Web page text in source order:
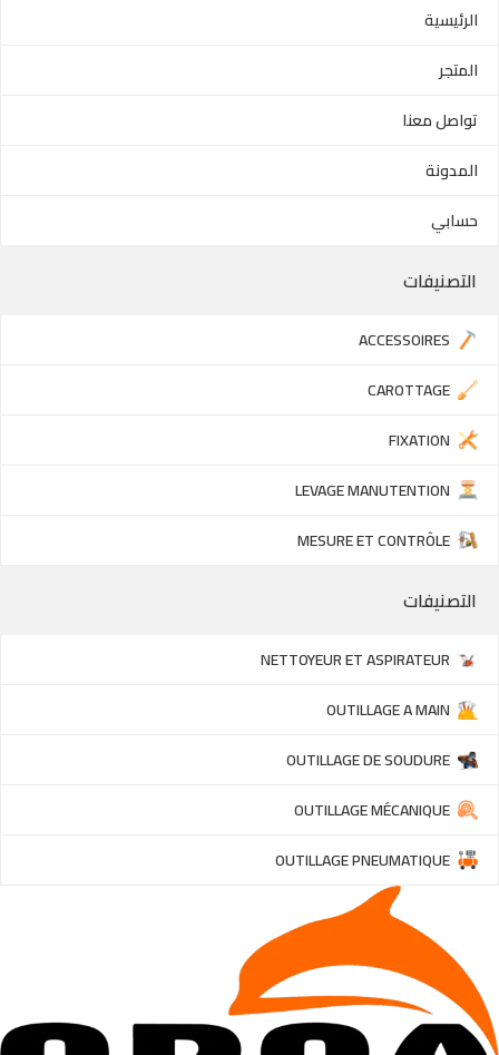
الرئيسية
المتجر
تواصل معنا
المدونة
حسابي
التصنيفات
ACCESSOIRES
CAROTTAGE
FIXATION
LEVAGE MANUTENTION
MESURE ET CONTRÔLE
التصنيفات
NETTOYEUR ET ASPIRATEUR
OUTILLAGE A MAIN
OUTILLAGE DE SOUDURE
OUTILLAGE MÉCANIQUE
OUTILLAGE PNEUMATIQUE